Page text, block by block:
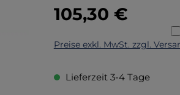
Regulärer Preis:
105,30 €
Preise exkl. MwSt. zzgl.
Lieferzeit 3-4 Tage